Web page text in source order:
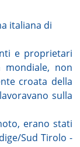
italiana di
e proprietari
non
croata della
sulla
erano stati
Sud Tirolo -